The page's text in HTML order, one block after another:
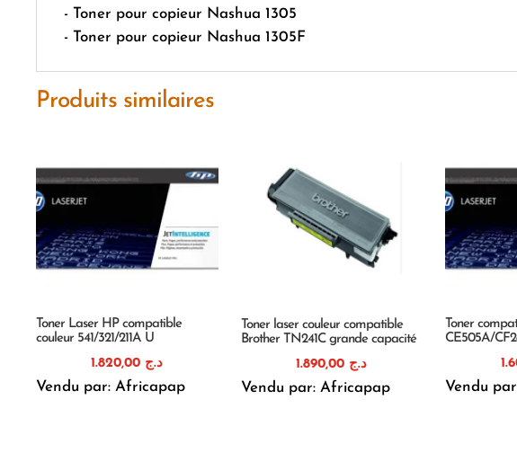
- Toner pour copieur Nashua 1305
- Toner pour copieur Nashua 1305F
Produits similaires
Toner Laser HP compatible
couleur 541/321/211A U
د.ج
Vendu par: Africapap
Toner laser couleur compatible
Brother TN241C grande capacité
د.ج
Vendu par: Africapap
Toner
CE505A/
Vendu